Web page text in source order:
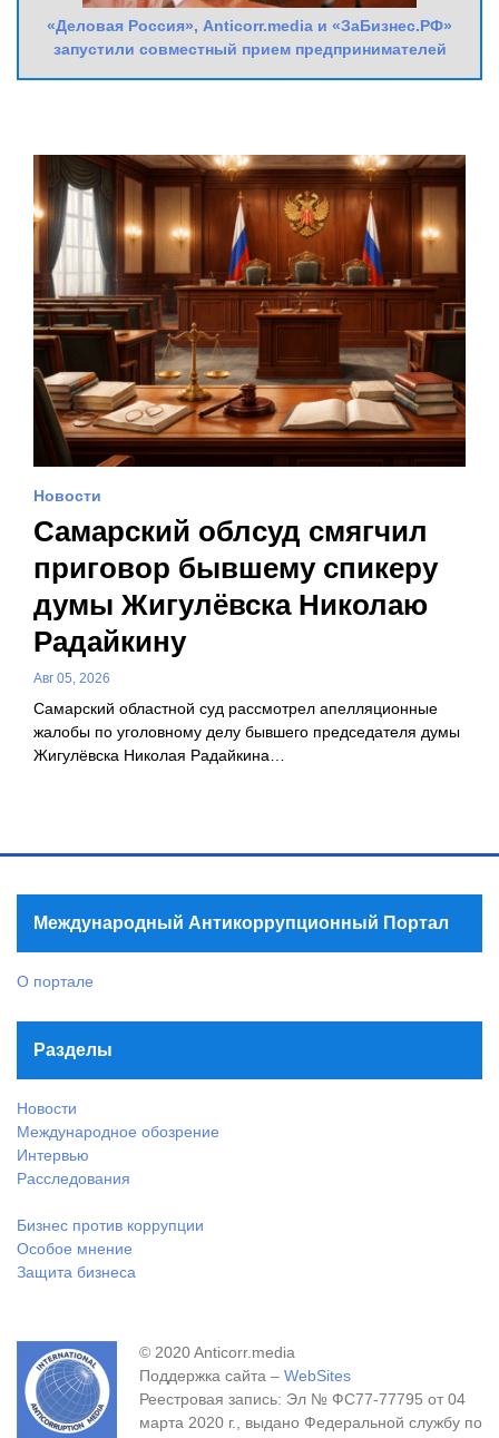
«Деловая Россия», Anticorr.media и «ЗаБизнес.РФ»
запустили совместный прием предпринимателей
Новости
Самарский облсуд смягчил
приговор бывшему спикеру
думы Жигулёвска Николаю
Радайкину
Авг 05, 2026
Самарский областной суд рассмотрел апелляционные
жалобы по уголовному делу бывшего председателя думы
Жигулёвска Николая Радайкина…
Международный Антикоррупционный Портал
О портале
Разделы
Новости
Международное обозрение
Интервью
Расследования
Бизнес против коррупции
Особое мнение
Защита бизнеса
© 2020 Anticorr.media
Поддержка сайта – WebSites
Реестровая запись: Эл № ФС77-77795 от 04
марта 2020 г., выдано Федеральной службу по